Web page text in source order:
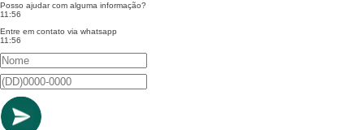
Posso ajudar com alguma informação?
11:56
Entre em contato via whatsapp
11:56